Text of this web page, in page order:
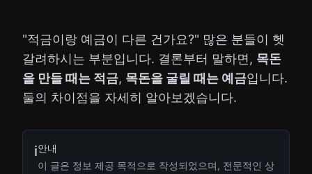
"적금이랑 예금이 다른 건가요?" 많은 분들이 헷
갈려하시는 부분입니다. 결론부터 말하면, 목돈
을 만들 때는 적금, 목돈을 굴릴 때는 예금입니다.
둘의 차이점을 자세히 알아보겠습니다.
ℹ️안내
이 글은 정보 제공 목적으로 작성되었으며, 전문적인 상